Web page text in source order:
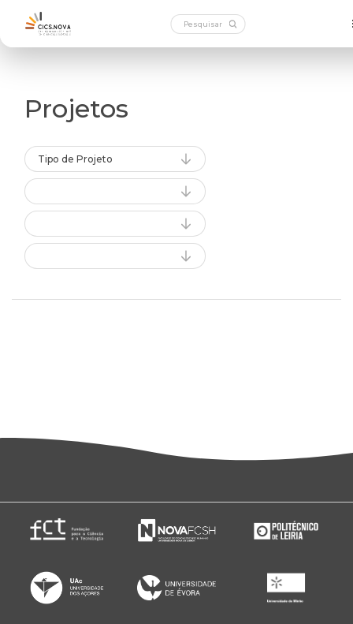
Projetos
Tipo de Projeto